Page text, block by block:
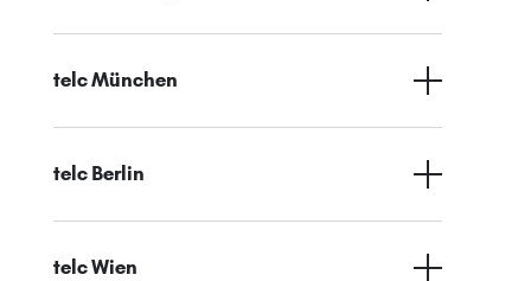
telc München
telc Berlin
telc Wien